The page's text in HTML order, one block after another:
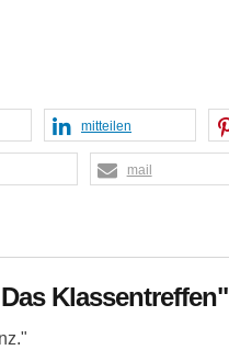
mitteilen
mail
Klassentreffen"